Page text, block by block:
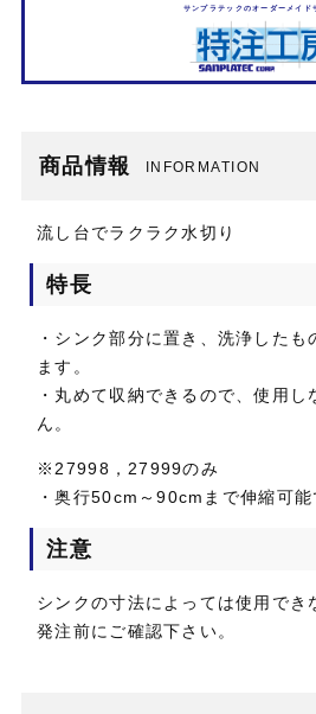
サンプラテックのオーダーメイド
商品情報 INFORMATION
流し台でラクラク水切り
特長
・シンク部分に置き、洗浄したも
ます。
・丸めて収納できるので、使用
ん。
※27998，27999のみ
・奥行50cm～90cmまで伸縮可能
注意
シンクの寸法によっては使用でき
発注前にご確認下さい。